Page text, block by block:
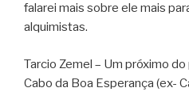
falarei mais sobre ele mais
alquimistas.
Tarcio Zemel – Um próximo
Cabo da Boa Esperança (ex-